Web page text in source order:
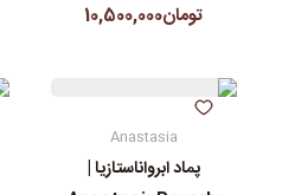
تومان10,500,000
Anastasia
پماد ابرواناستازیا |